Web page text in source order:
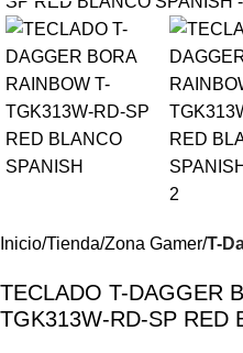
Inicio Tienda Zona Gamer T-
TECLADO T-DAGGER
TGK313W-RD-SP RED